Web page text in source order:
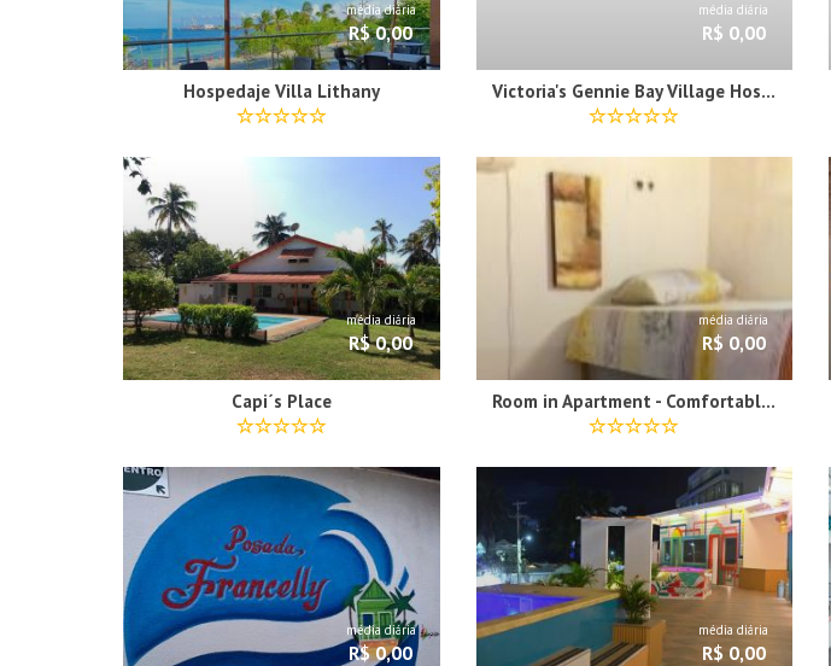
média diária
R$ 0,00
Hospedaje Villa Lithany
média diária
R$ 0,00
Victoria's Gennie Bay Village Hostal
média diária
R$ 0,00
Capi´s Place
média diária
R$ 0,00
Room in Apartment - Comfortable inn Green Sea Villa Helen Kilometro 4 Circunvalar
média diária
R$ 0,00
média diária
R$ 0,00